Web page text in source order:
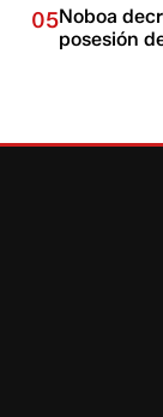
05Noboa
posesión